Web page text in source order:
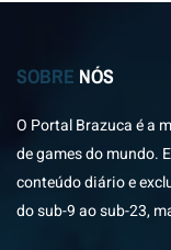
SOBRE NÓS
O Portal Brazuca é a
de games do mundo.
conteúdo diário e
do sub-9 ao sub-23,